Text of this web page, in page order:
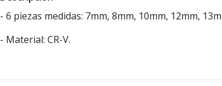
- 6 piezas medidas: 7mm, 8mm, 10mm, 12mm,
- Material: CR-V.